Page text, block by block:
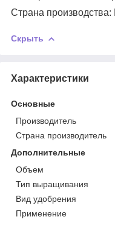
Страна
Скрыть
Характеристики
Основные
Производитель
Страна производитель
Дополнительные
Объем
Тип выращивания
Вид удобрения
Применение